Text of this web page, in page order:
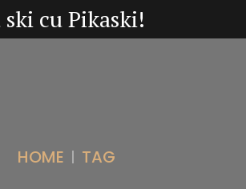
cu Pikaski!
HOME TAG